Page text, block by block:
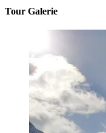
Tour Galerie